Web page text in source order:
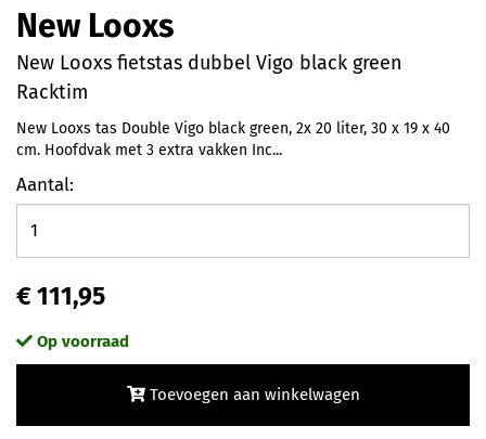
New Looxs
New Looxs fietstas dubbel Vigo black green
Racktim
New Looxs tas Double Vigo black green, 2x 20 liter, 30 x 19 x 40
cm. Hoofdvak met 3 extra vakken Inc...
Aantal:
€ 111,95
Op voorraad
Toevoegen aan winkelwagen